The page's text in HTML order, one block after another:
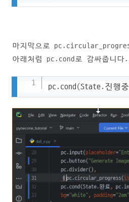
마지막으로
아래처럼 pc.cond로 감싸줍니다.
pc. cond(State. 진행중